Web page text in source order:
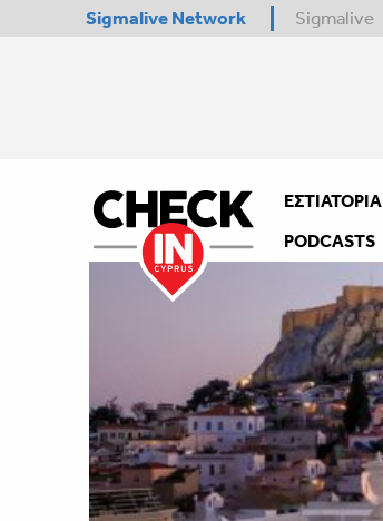
Sigmalive Network Sigmalive
ΕΣΤΙΑΤΌΡΙΑ
PODCASTS